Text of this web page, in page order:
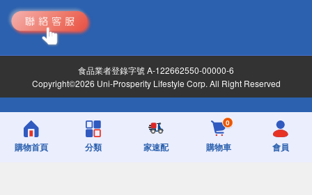
食品業者登錄字號 A-122662550-00000-6
Copyright©2026 Uni-Prosperity Lifestyle Corp. All Right Reserved
購物首頁 分類 家速配
0
購物車 會員